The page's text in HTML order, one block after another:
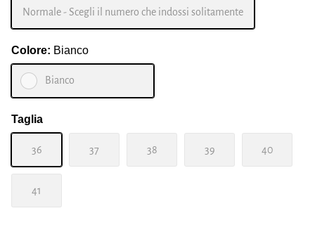
Normale - Scegli il numero che indossi solitamente
Colore: Bianco
Bianco
Taglia
36 37 38 39 40
41